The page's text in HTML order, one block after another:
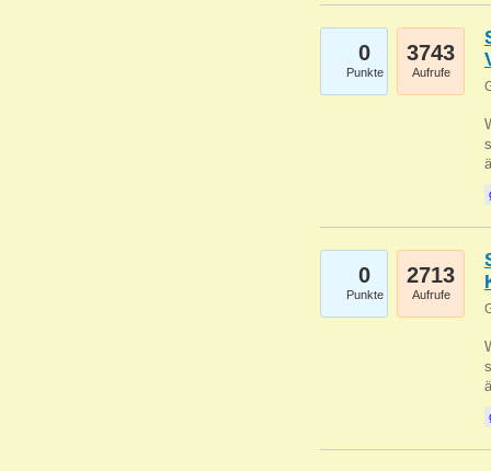
0
Punkte
3743
Aufrufe
0
Punkte
2713
Aufrufe